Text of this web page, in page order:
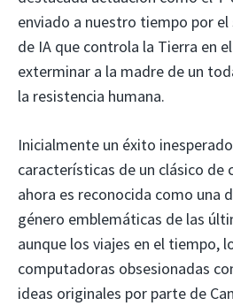
enviado a nuestro tiempo por
de IA que controla la Tierra en
exterminar a la madre de un
la resistencia humana.
Inicialmente un éxito
características de un clásico de
ahora es reconocida como una
género emblemáticas de las
aunque los viajes en el tiempo,
computadoras obsesionadas
ideas originales por parte de